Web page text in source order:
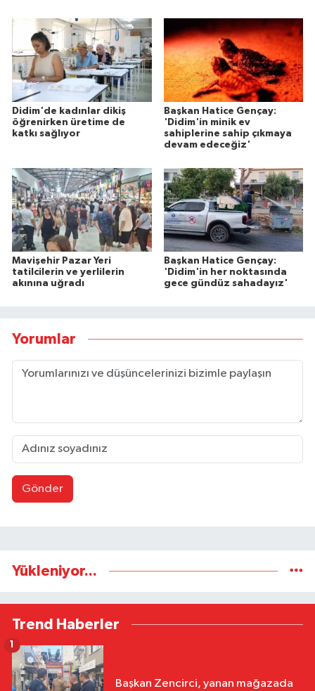
Didim'de kadınlar dikiş
öğrenirken üretime de
katkı sağlıyor
Başkan Hatice Gençay:
'Didim'in minik ev
sahiplerine sahip çıkmaya
devam edeceğiz'
Mavişehir Pazar Yeri
tatilcilerin ve yerlilerin
akınına uğradı
Başkan Hatice Gençay:
'Didim'in her noktasında
gece gündüz sahadayız'
Yorumlar
Gönder
Yükleniyor...
Trend Haberler
Başkan Zencirci, yanan mağazada